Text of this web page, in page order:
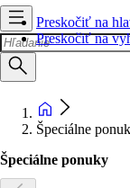
Preskočiť na
Preskočiť na
Špeciálne
Špeciálne ponuky